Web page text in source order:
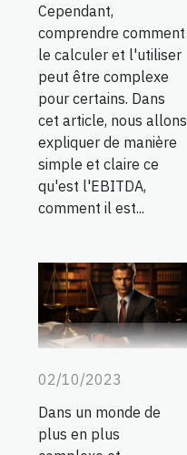
Cependant,
comprendre comment
le calculer et l'utiliser
peut être complexe
pour certains. Dans
cet article, nous allons
expliquer de manière
simple et claire ce
qu'est l'EBITDA,
comment il est...
02/10/2023
Dans un monde de
plus en plus